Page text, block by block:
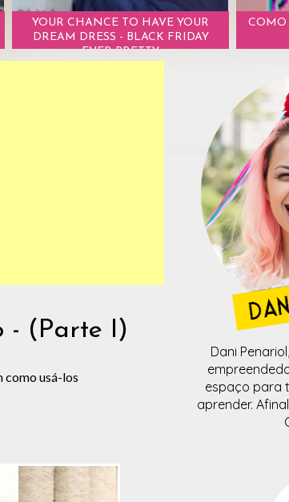
YOUR CHANCE TO HAVE YOUR
DREAM DRESS - BLACK FRIDAY
EVER PRETTY
COMO
- (Parte I)
como usá-los
Dani
espaço para
aprender.